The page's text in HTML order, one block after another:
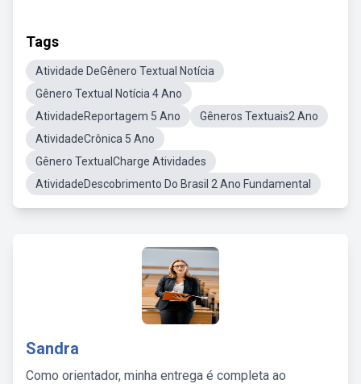
Tags
Atividade DeGênero Textual Notícia
Gênero Textual Notícia 4 Ano
AtividadeReportagem 5 Ano
Gêneros Textuais2 Ano
AtividadeCrônica 5 Ano
Gênero TextualCharge Atividades
AtividadeDescobrimento Do Brasil 2 Ano Fundamental
Sandra
Como orientador, minha entrega é completa ao